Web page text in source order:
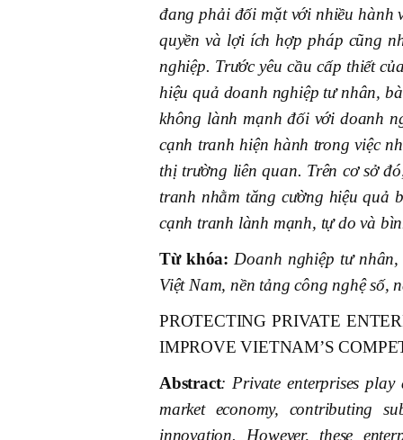
đang phải đối mặt với nhiều hành
quyền và lợi ích hợp pháp cũng
nghiệp. Trước yêu cầu cấp thiết
hiệu quả doanh nghiệp tư nhân,
không lành mạnh đối với doanh
cạnh tranh hiện hành trong việc
thị trường liên quan. Trên cơ sở
tranh nhằm tăng cường hiệu quả
cạnh tranh lành mạnh, tự do và
Từ khóa: Doanh nghiệp tư
Việt Nam, nền tảng công nghệ
PROTECTING PRIVATE
IMPROVE VIETNAM’S
Abstract: Private enterprises play
market economy, contributing
innovation. However, these